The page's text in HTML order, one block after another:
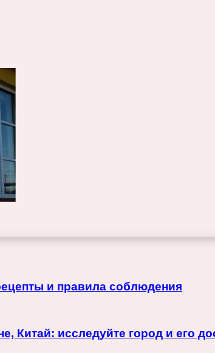
и правила соблюдения
Китай: исследуйте город и его